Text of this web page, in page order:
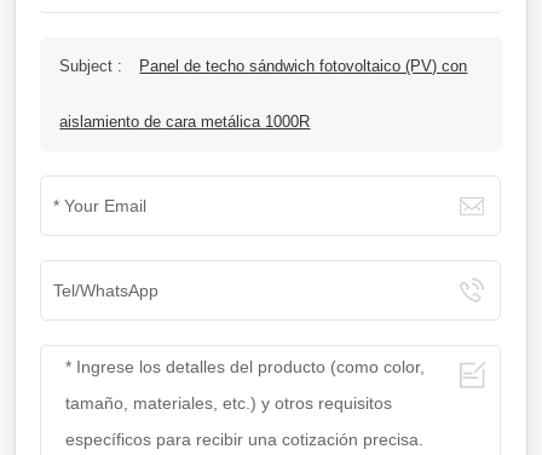
Subject : Panel de techo sándwich fotovoltaico (PV) con
aislamiento de cara metálica 1000R